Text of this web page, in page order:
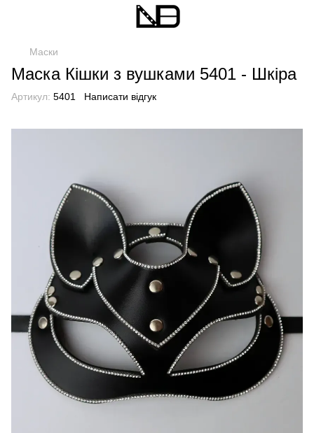
Маски
Маска Кішки з вушками 5401 - Шкіра
Артикул: 5401 Написати відгук